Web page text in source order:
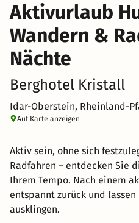
Aktivurlaub
Wandern &
Nächte
Berghotel Kristall
Idar-Oberstein, Rheinland-
Auf Karte anzeigen
Aktiv sein, ohne sich
Radfahren – entdecken Sie
Ihrem Tempo. Nach einem
entspannt zurück und
ausklingen.